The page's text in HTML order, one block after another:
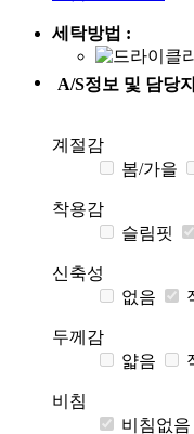
세탁방법 :
A/S정보 및 담당
계절감
봄/가을
착용감
슬림핏
신축성
없음
두께감
얇음
비침
비침없음